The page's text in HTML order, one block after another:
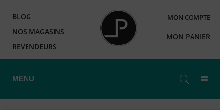
BLOG
NOS MAGASINS
REVENDEURS
MON COMPTE
MON PANIER
MENU